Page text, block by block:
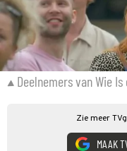
Deelnemers van Wie
Zie meer
MAAK